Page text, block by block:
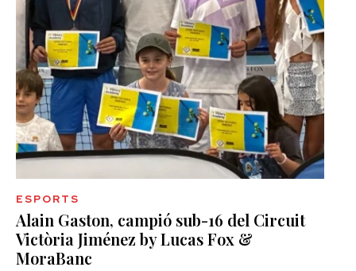
ESPORTS
Alain Gaston, campió sub-16 del Circuit
Victòria Jiménez by Lucas Fox &
MoraBanc